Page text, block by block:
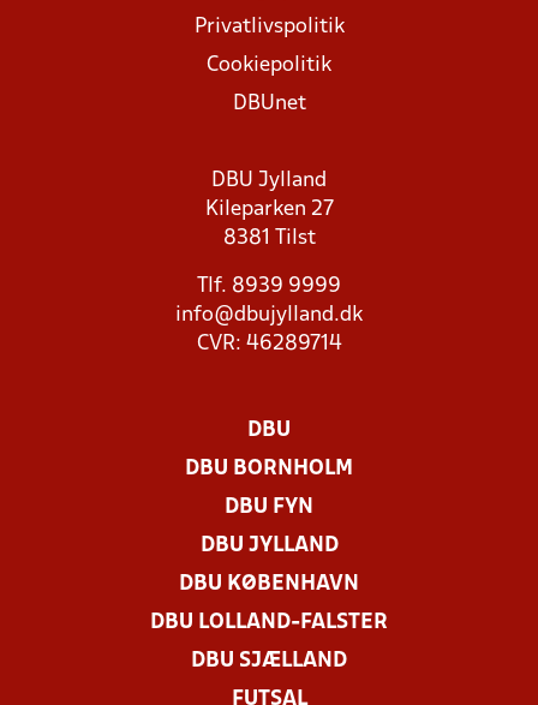
Privatlivspolitik
Cookiepolitik
DBUnet
DBU Jylland
Kileparken 27
8381 Tilst
Tlf. 8939 9999
info@dbujylland.dk
CVR: 46289714
DBU
DBU BORNHOLM
DBU FYN
DBU JYLLAND
DBU KØBENHAVN
DBU LOLLAND-FALSTER
DBU SJÆLLAND
FUTSAL